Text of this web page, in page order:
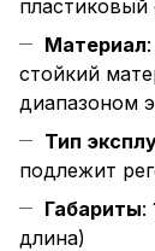
Материал
стойкий
диапазоном
Тип
подлежит
Габариты:
длина)